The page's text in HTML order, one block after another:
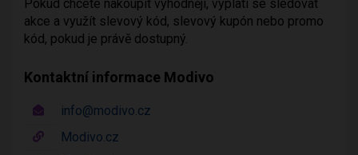
Pokud chcete nakoupit výhodněji, vyplatí se sledovat
akce a využít slevový kód, slevový kupón nebo promo
kód, pokud je právě dostupný.
Kontaktní informace Modivo
info@modivo.cz
Modivo.cz